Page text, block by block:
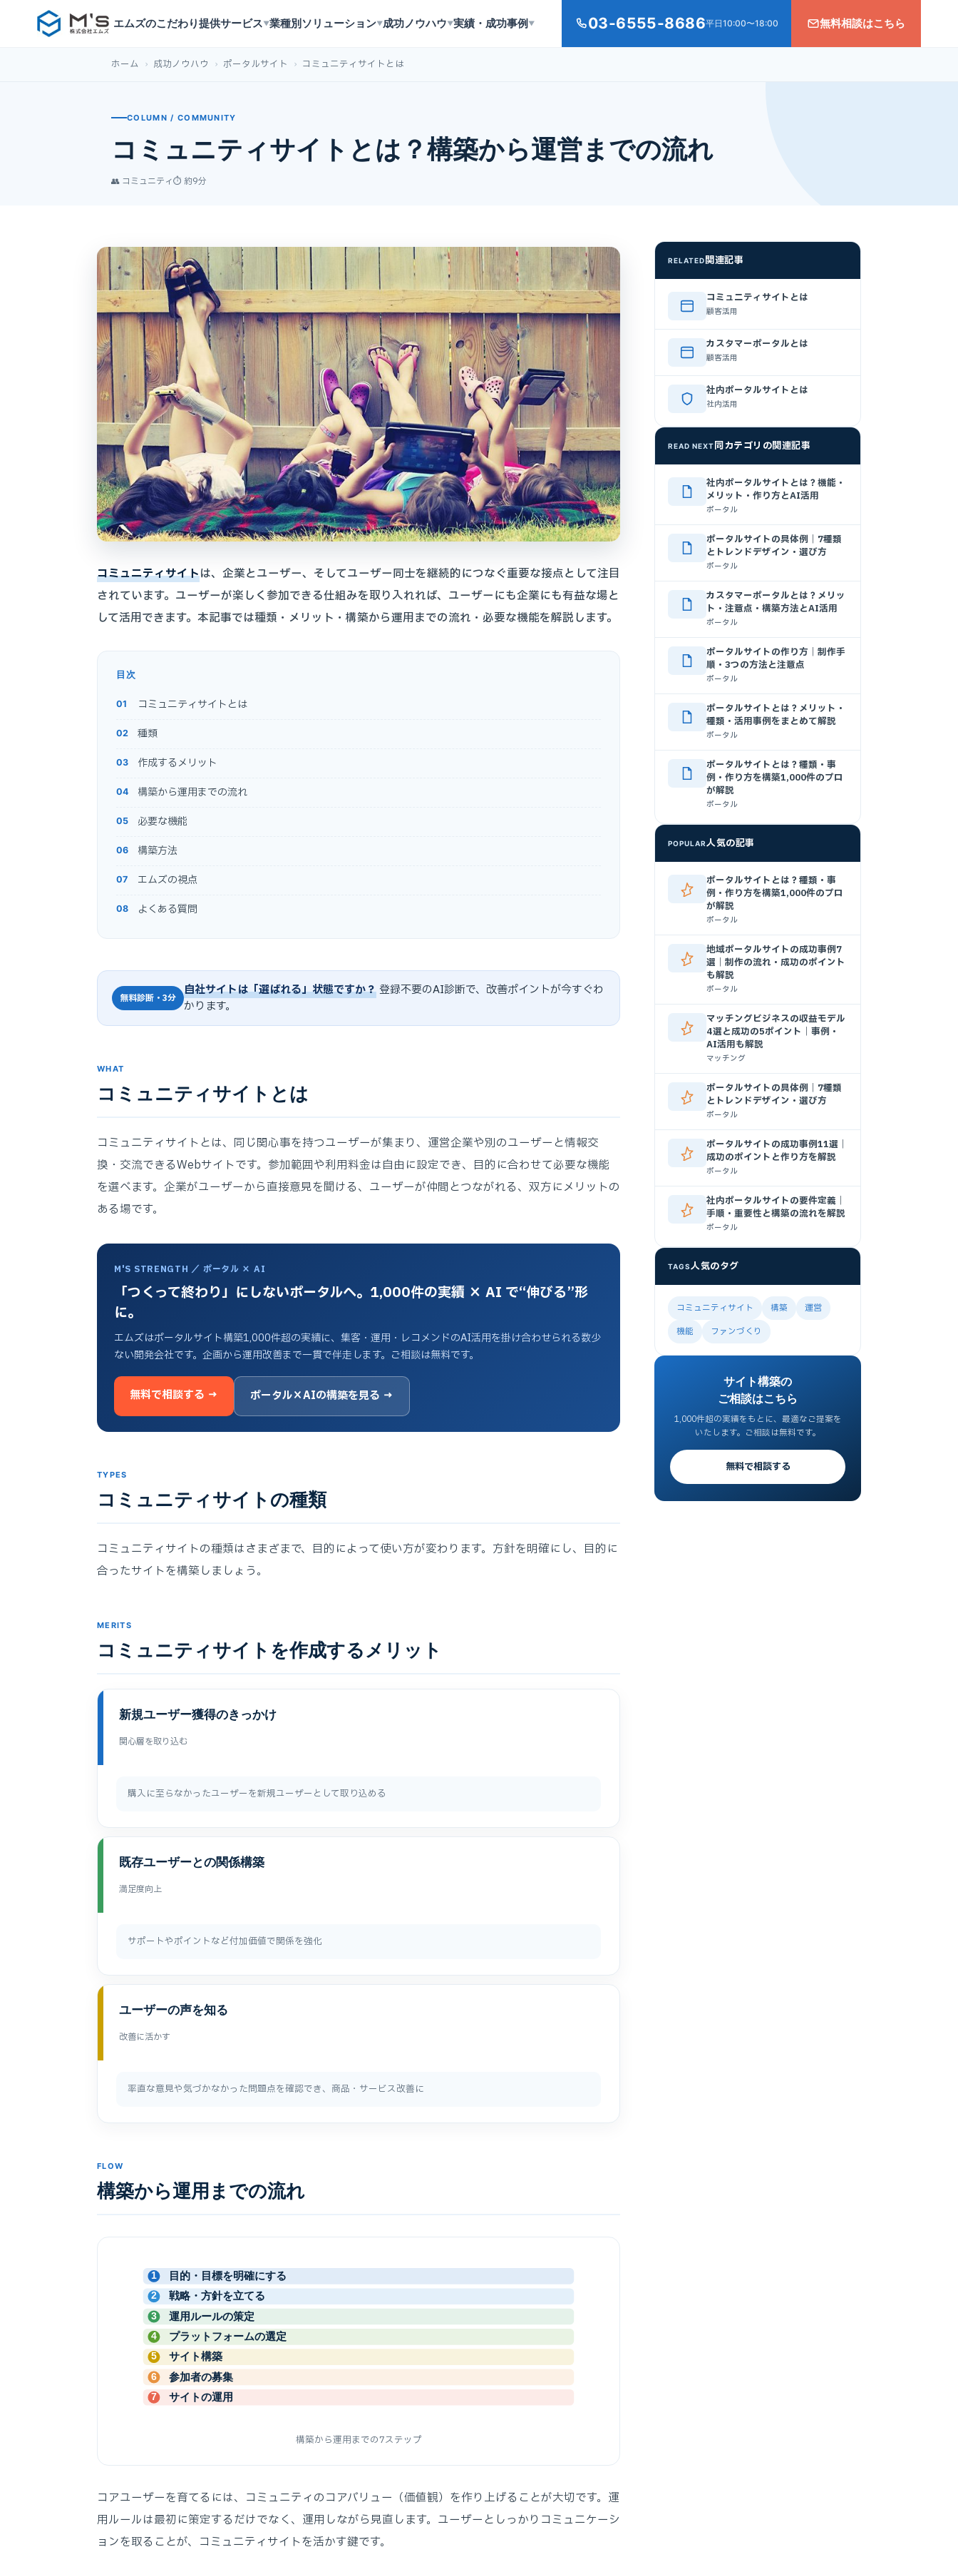
エムズのこだわり提供サービス▼業種別ソリューション▼成功ノウハウ▼実績・成功事例 ▼ 03-6555-8686平日10:00〜18:00 無料相談はこちら
ホーム › 成功ノウハウ › ポータルサイト › コミュニティサイトとは
COLUMN / COMMUNITY
コミュニティサイトとは？構築から運営までの流れ
👥 コミュニティ⏱ 約9分
コミュニティサイトは、企業とユーザー、そしてユーザー同士を継続的につなぐ重要な接点として注目
されています。ユーザーが楽しく参加できる仕組みを取り入れれば、ユーザーにも企業にも有益な場と
して活用できます。本記事では種類・メリット・構築から運用までの流れ・必要な機能を解説します。
目次
コミュニティサイトとは
種類
作成するメリット
構築から運用までの流れ
必要な機能
構築方法
エムズの視点
よくある質問
無料診断・3分 自社サイトは「選ばれる」状態ですか？登録不要のAI診断で、改善ポイントが今すぐわ
かります。
WHAT
コミュニティサイトとは
コミュニティサイトとは、同じ関心事を持つユーザーが集まり、運営企業や別のユーザーと情報交
換・交流できるWebサイトです。参加範囲や利用料金は自由に設定でき、目的に合わせて必要な機能
を選べます。企業がユーザーから直接意見を聞ける、ユーザーが仲間とつながれる、双方にメリットの
ある場です。
M'S STRENGTH ／ ポータル × AI
「つくって終わり」にしないポータルへ。1,000件の実績 × AI で“伸びる”形
に。
エムズはポータルサイト構築1,000件超の実績に、集客・運用・レコメンドのAI活用を掛け合わせられる数少
ない開発会社です。企画から運用改善まで一貫で伴走します。ご相談は無料です。
無料で相談する → ポータル×AIの構築を見る →
TYPES
コミュニティサイトの種類
コミュニティサイトの種類はさまざまで、目的によって使い方が変わります。方針を明確にし、目的に
合ったサイトを構築しましょう。
MERITS
コミュニティサイトを作成するメリット
新規ユーザー獲得のきっかけ
関心層を取り込む
購入に至らなかったユーザーを新規ユーザーとして取り込める
既存ユーザーとの関係構築
満足度向上
サポートやポイントなど付加価値で関係を強化
ユーザーの声を知る
改善に活かす
率直な意見や気づかなかった問題点を確認でき、商品・サービス改善に
FLOW
構築から運用までの流れ
1 目的・目標を明確にする
2 戦略・方針を立てる
3 運用ルールの策定
4 プラットフォームの選定
5 サイト構築
6 参加者の募集
7 サイトの運用
構築から運用までの7ステップ
コアユーザーを育てるには、コミュニティのコアバリュー（価値観）を作り上げることが大切です。運
用ルールは最初に策定するだけでなく、運用しながら見直します。ユーザーとしっかりコミュニケーシ
ョンを取ることが、コミュニティサイトを活かす鍵です。
RELATED関連記事
コミュニティサイトとは
顧客活用
カスタマーポータルとは
顧客活用
社内ポータルサイトとは
社内活用
READ NEXT同カテゴリの関連記事
社内ポータルサイトとは？機能・
メリット・作り方とAI活用
ポータル
ポータルサイトの具体例｜7種類
とトレンドデザイン・選び方
ポータル
カスタマーポータルとは？メリッ
ト・注意点・構築方法とAI活用
ポータル
ポータルサイトの作り方｜制作手
順・3つの方法と注意点
ポータル
ポータルサイトとは？メリット・
種類・活用事例をまとめて解説
ポータル
ポータルサイトとは？種類・事
例・作り方を構築1,000件のプロ
が解説
ポータル
POPULAR人気の記事
ポータルサイトとは？種類・事
例・作り方を構築1,000件のプロ
が解説
ポータル
地域ポータルサイトの成功事例7
選｜制作の流れ・成功のポイント
も解説
ポータル
マッチングビジネスの収益モデル
4選と成功の5ポイント｜事例・
AI活用も解説
マッチング
ポータルサイトの具体例｜7種類
とトレンドデザイン・選び方
ポータル
ポータルサイトの成功事例11選｜
成功のポイントと作り方を解説
ポータル
社内ポータルサイトの要件定義｜
手順・重要性と構築の流れを解説
ポータル
TAGS人気のタグ
コミュニティサイト 構築
運営
機能
ファンづくり
サイト構築の
ご相談はこちら
1,000件超の実績をもとに、最適なご提案を
いたします。ご相談は無料です。
無料で相談する